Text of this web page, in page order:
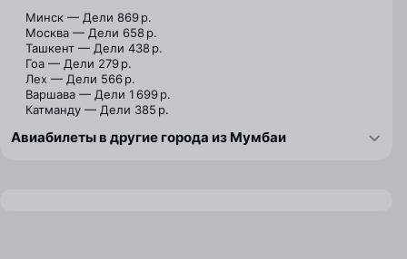
Минск — Дели 869 р.
Москва — Дели 658 р.
Ташкент — Дели 438 р.
Гоа — Дели 279 р.
Лех — Дели 566 р.
Варшава — Дели 1 699 р.
Катманду — Дели 385 р.
Авиабилеты в другие города из Мумбаи